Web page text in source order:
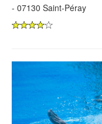
- 07130 Saint-Péray